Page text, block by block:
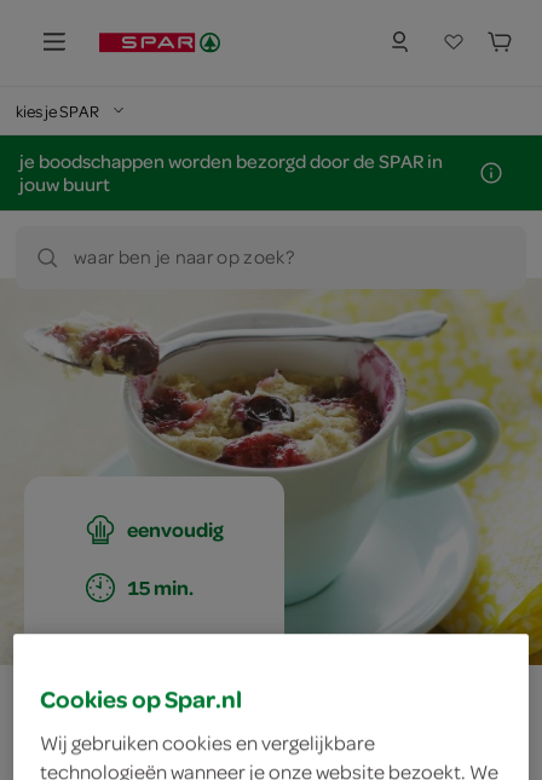
kies je SPAR
je boodschappen worden bezorgd door de SPAR in
jouw buurt
waar ben je naar op zoek?
eenvoudig
15 min.
banaan-
Cookies op Spar.nl
Wij gebruiken cookies en vergelijkbare
technologieën wanneer je onze website bezoekt. We